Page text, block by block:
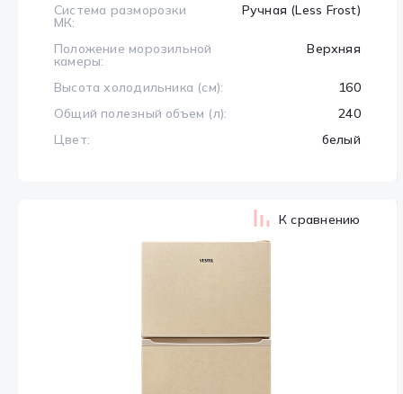
Система разморозки
МК:
Ручная (Less Frost)
Положение морозильной
камеры:
Верхняя
Высота холодильника (см):
160
Общий полезный объем (л):
240
Цвет:
белый
К сравнению